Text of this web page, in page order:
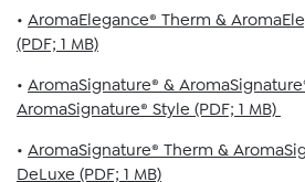
• AromaElegance® Therm &
(PDF; 1 MB)
• AromaSignature® &
AromaSignature® Style (PDF; 1 MB)
• AromaSignature® Therm &
DeLuxe (PDF; 1 MB)